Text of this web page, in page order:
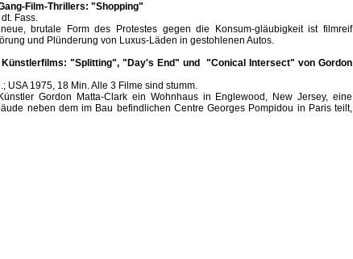
Film-Thrillers: "Shopping"
Fass.
brutale Form des Protestes gegen die Konsum-gläubigkeit ist filmreif
und Plünderung von Luxus-Läden in gestohlenen Autos.
Künstlerfilms: "Splitting", "Day's End" und "Conical Intersect" von Gordon
USA 1975, 18 Min. Alle 3 Filme sind stumm.
Gordon Matta-Clark ein Wohnhaus in Englewood, New Jersey, eine
neben dem im Bau befindlichen Centre Georges Pompidou in Paris teilt,